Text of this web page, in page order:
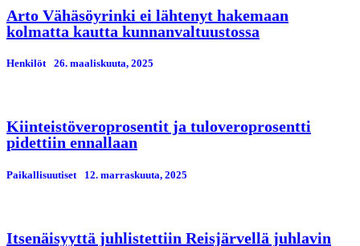
Arto Vähäsöyrinki ei lähtenyt hakemaan
kolmatta kautta kunnanvaltuustossa
Henkilöt 26. maaliskuuta, 2025
Kiinteistöveroprosentit ja tuloveroprosentti
pidettiin ennallaan
Paikallisuutiset 12. marraskuuta, 2025
Itsenäisyyttä juhlistettiin Reisjärvellä juhlavin